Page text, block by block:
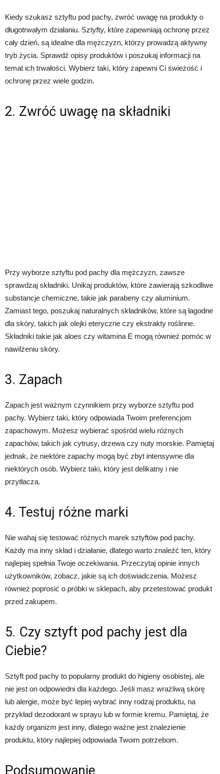
Kiedy szukasz sztyftu pod pachy, zwróć uwagę na produkty o
długotrwałym działaniu. Sztyfty, które zapewniają ochronę przez
cały dzień, są idealne dla mężczyzn, którzy prowadzą aktywny
tryb życia. Sprawdź opisy produktów i poszukaj informacji na
temat ich trwałości. Wybierz taki, który zapewni Ci świeżość i
ochronę przez wiele godzin.
2. Zwróć uwagę na składniki
Przy wyborze sztyftu pod pachy dla mężczyzn, zawsze
sprawdzaj składniki. Unikaj produktów, które zawierają szkodliwe
substancje chemiczne, takie jak parabeny czy aluminium.
Zamiast tego, poszukaj naturalnych składników, które są łagodne
dla skóry, takich jak olejki eteryczne czy ekstrakty roślinne.
Składniki takie jak aloes czy witamina E mogą również pomóc w
nawilżeniu skóry.
3. Zapach
Zapach jest ważnym czynnikiem przy wyborze sztyftu pod
pachy. Wybierz taki, który odpowiada Twoim preferencjom
zapachowym. Możesz wybierać spośród wielu różnych
zapachów, takich jak cytrusy, drzewa czy nuty morskie. Pamiętaj
jednak, że niektóre zapachy mogą być zbyt intensywne dla
niektórych osób. Wybierz taki, który jest delikatny i nie
przytłacza.
4. Testuj różne marki
Nie wahaj się testować różnych marek sztyftów pod pachy.
Każdy ma inny skład i działanie, dlatego warto znaleźć ten, który
najlepiej spełnia Twoje oczekiwania. Przeczytaj opinie innych
użytkowników, zobacz, jakie są ich doświadczenia. Możesz
również poprosić o próbki w sklepach, aby przetestować produkt
przed zakupem.
5. Czy sztyft pod pachy jest dla
Ciebie?
Sztyft pod pachy to popularny produkt do higieny osobistej, ale
nie jest on odpowiedni dla każdego. Jeśli masz wrażliwą skórę
lub alergie, może być lepiej wybrać inny rodzaj produktu, na
przykład dezodorant w sprayu lub w formie kremu. Pamiętaj, że
każdy organizm jest inny, dlatego ważne jest znalezienie
produktu, który najlepiej odpowiada Twoim potrzebom.
Podsumowanie